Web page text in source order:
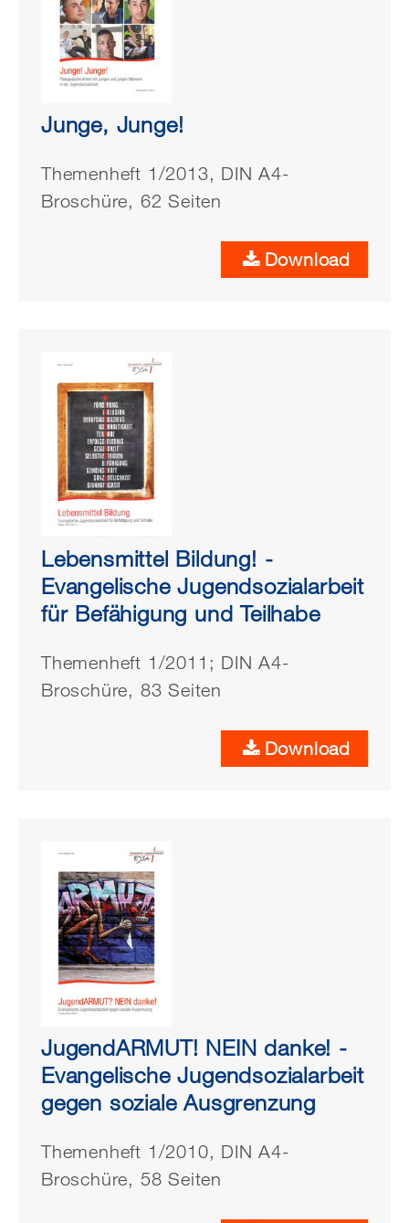
Junge, Junge!
Themenheft 1/2013, DIN A4-
Broschüre, 62 Seiten
Download
Lebensmittel Bildung! -
Evangelische Jugendsozialarbeit
für Befähigung und Teilhabe
Themenheft 1/2011; DIN A4-
Broschüre, 83 Seiten
Download
JugendARMUT! NEIN danke! -
Evangelische Jugendsozialarbeit
gegen soziale Ausgrenzung
Themenheft 1/2010, DIN A4-
Broschüre, 58 Seiten